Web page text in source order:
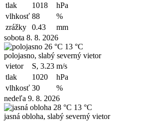
tlak
1018
hPa
vlhkosť 88
%
zrážky
0.43
mm
sobota 8. 8. 2026
26 °C 13 °C
polojasno, slabý severný vietor
vietor
S, 3.23 m/s
tlak
1020
hPa
vlhkosť 30
%
nedeľa 9. 8. 2026
28 °C 13 °C
jasná obloha, slabý severný vietor